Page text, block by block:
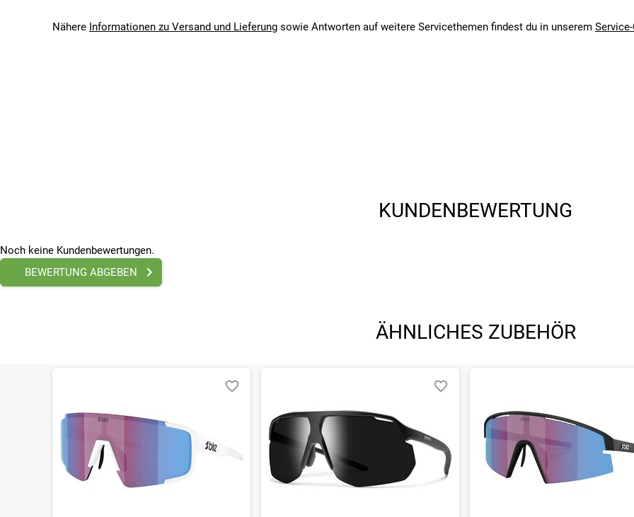
Bitte beachte, dass es zu Abweichungen zwischen den angegebenen- und den verbauten Komponenten bei Fahrrädern
Nähere Informationen zu Versand und Lieferungsowie Antworten auf weitere Servicethemen findest du in unserem
KUNDENBEWERTUNG
Noch keine Kundenbewertungen.
BEWERTUNG ABGEBEN
ÄHNLICHES ZUBEHÖR